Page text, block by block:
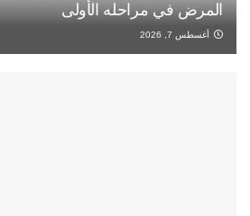
المرض في مراحله الأولى
أغسطس 7, 2026